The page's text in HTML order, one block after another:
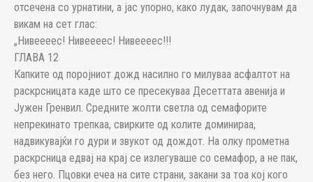
отсечена со урнатини, а јас упорно, како лудак, започнувам да
викам на сет глас:
„Нивеееес! Нивеееес! Нивеееес!!!
ГЛАВА 12
Капките од поројниот дожд насилно го милуваа асфалтот на
раскрсницата каде што се пресекуваа Десеттата авенија и
Јужен Гренвил. Средните жолти светла од семафорите
непрекинато трепкаа, свирките од колите доминираа,
надвикувајќи го дури и звукот од дождот. На олку прометна
раскрсница едвај на крај се излегуваше со семафор, а не пак,
без него. Пцовки ечеа на сите страни, закани за тоа кој кого